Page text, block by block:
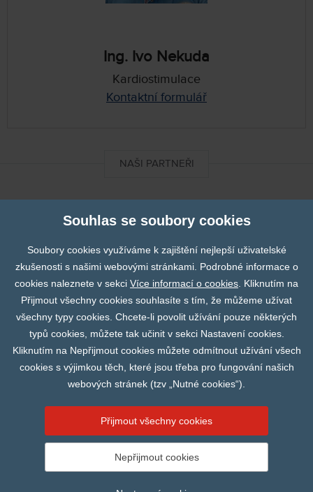
Ing. Ivo Nekuda
Kardiostimulace
Kontaktní formulář
NAŠI PARTNEŘI
DIXImedical
Finapres
Fumedica
Prev
© 2026 CARDION s r.o. |Nastavení cookies
VytvořilwebProgress
Souhlas se soubory cookies
Soubory cookies využíváme k zajištění nejlepší uživatelské
zkušenosti s našimi webovými stránkami. Podrobné informace o
cookies naleznete v sekci Více informací o cookies . Kliknutím na
Přijmout všechny cookies souhlasíte s tím, že můžeme užívat
všechny typy cookies. Chcete-li povolit užívání pouze některých
typů cookies, můžete tak učinit v sekci Nastavení cookies.
Kliknutím na Nepřijmout cookies můžete odmítnout užívání všech
cookies s výjimkou těch, které jsou třeba pro fungování našich
webových stránek (tzv „Nutné cookies“).
Přijmout všechny cookies
Nepřijmout cookies